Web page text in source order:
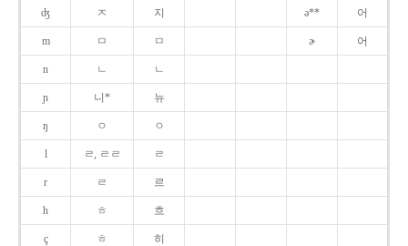
ʤ ㅈ 지 ə** 어
m ㅁ ㅁ ɚ 어
n ㄴ ㄴ
ɲ 니* 뉴
ŋ ㅇ ㅇ
l ㄹ, ㄹㄹ ㄹ
r ㄹ 르
h ㅎ 흐
ç ㅎ 히